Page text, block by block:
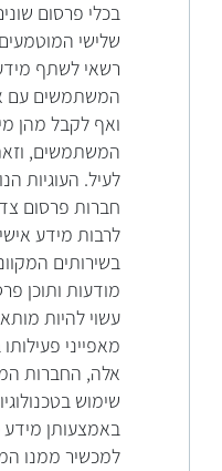
בכלי פרסום
שלישי
רשאי לשתף
המשתמשים עם
ואף לקבל מהן
לעיל. העוגיות
חברות פרסום
לרבות מידע
בשירותים
מודעות ותוכן
עשוי להיות
מאפייני
אלה, החברות
שימוש
למכשיר ממנו